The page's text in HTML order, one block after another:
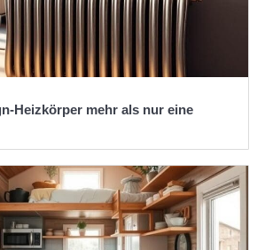
Heizkörper mehr als nur eine